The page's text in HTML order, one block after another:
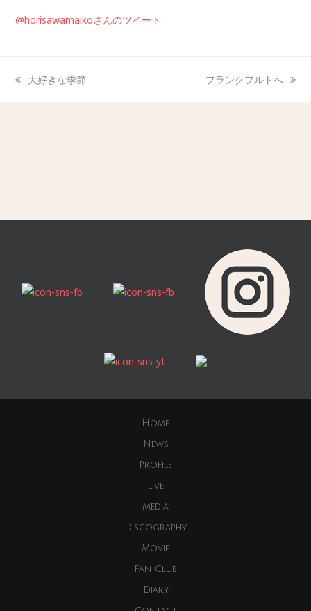
@horisawamaikoさんのツイート
大好きな季節 フランクフルトへ
Home
News
Profile
Live
Media
Discography
Movie
Fan Club
Diary